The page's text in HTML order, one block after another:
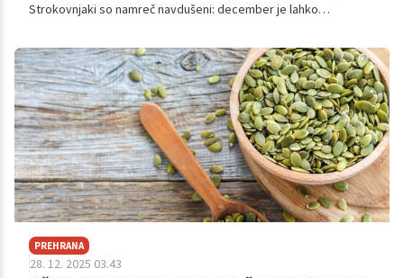
Strokovnjaki so namreč navdušeni: december je lahko
pridobivanja telesne teže in začetek pozitivnih sprememb.
PREHRANA
28. 12. 2025 03.43